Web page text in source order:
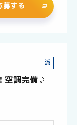
募する
派
空調完備♪